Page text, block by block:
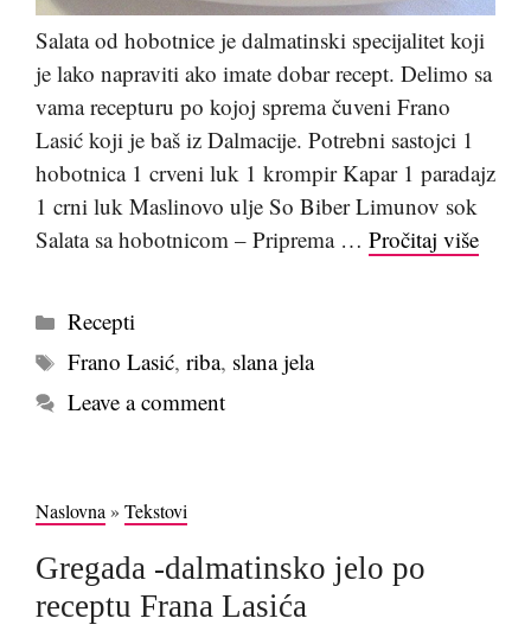
Salata od hobotnice je dalmatinski specijalitet koji
je lako napraviti ako imate dobar recept. Delimo sa
vama recepturu po kojoj sprema čuveni Frano
Lasić koji je baš iz Dalmacije. Potrebni sastojci 1
hobotnica 1 crveni luk 1 krompir Kapar 1 paradajz
1 crni luk Maslinovo ulje So Biber Limunov sok
Salata sa hobotnicom – Priprema … Pročitaj više
Kategorije
Recepti
Tags
Frano Lasić,riba, slana jela
Leave a comment
Naslovna » Tekstovi
Gregada -dalmatinsko jelo po
receptu Frana Lasića